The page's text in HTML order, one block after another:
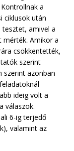
a
ciklusok után
tesztet, amivel a
mérték. Amikor a
csökkentették,
szerint
szerint azonban
ideig volt a
válaszok.
6-ig terjedő
valamint az